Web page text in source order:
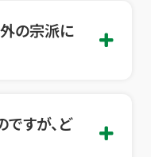
の宗派に
すが、ど